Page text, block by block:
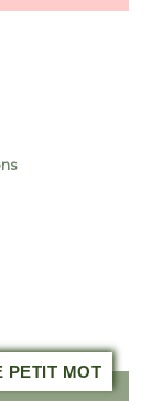
PETIT MOT